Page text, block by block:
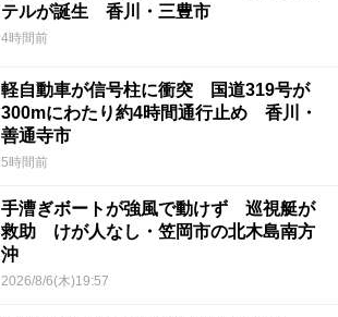
テルが誕生 香川・三豊市
4時間前
軽自動車が信号柱に衝突 国道319号が
300mにわたり約4時間通行止め 香川・
善通寺市
5時間前
手漕ぎボートが強風で動けず 巡視艇が
救助 けが人なし・笠岡市の北木島南方
沖
2026/8/6(木)19:57